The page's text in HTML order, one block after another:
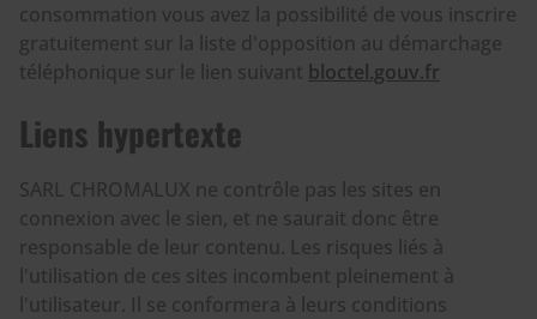
consommation vous avez la possibilité de vous inscrire
gratuitement sur la liste d'opposition au démarchage
téléphonique sur le lien suivant bloctel.gouv.fr
Liens hypertexte
SARL CHROMALUX ne contrôle pas les sites en
connexion avec le sien, et ne saurait donc être
responsable de leur contenu. Les risques liés à
l'utilisation de ces sites incombent pleinement à
l'utilisateur. Il se conformera à leurs conditions